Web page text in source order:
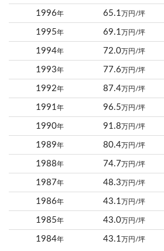
1996年 65.1万円/坪
1995年 69.1万円/坪
1994年 72.0万円/坪
1993年 77.6万円/坪
1992年 87.4万円/坪
1991年 96.5万円/坪
1990年 91.8万円/坪
1989年 80.4万円/坪
1988年 74.7万円/坪
1987年 48.3万円/坪
1986年 43.1万円/坪
1985年 43.0万円/坪
1984年 43.1万円/坪